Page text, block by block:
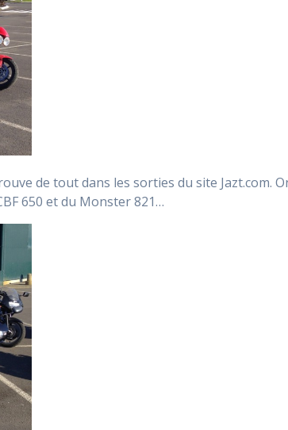
de tout dans les sorties du site Jazt.com.
650 et du Monster 821…